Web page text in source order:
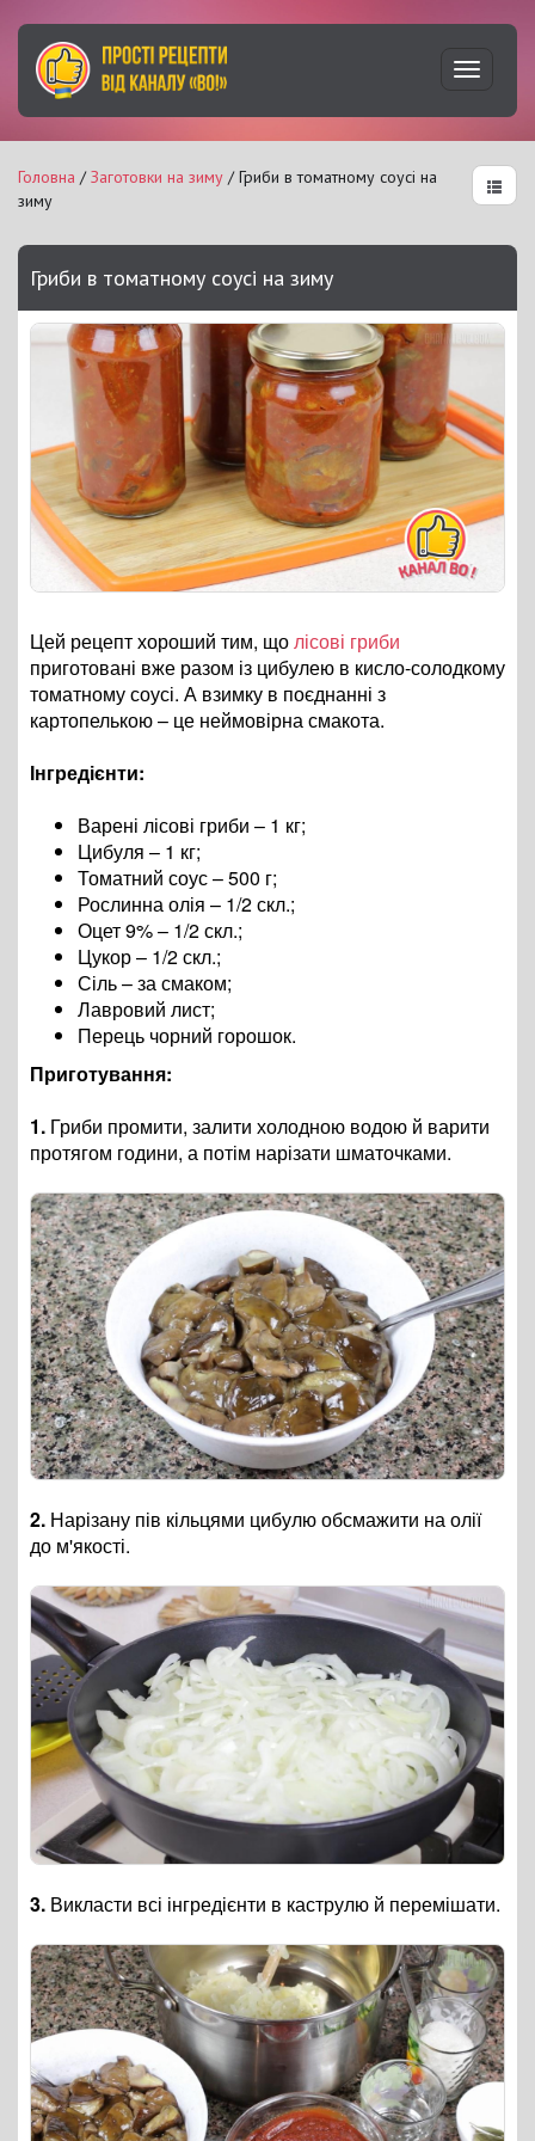
Головна /Заготовки на зиму / Гриби в томатному соусі на
зиму
Гриби в томатному соусі на зиму
Цей рецепт хороший тим, щолісові гриби
приготовані вже разом із цибулею в кисло-солодкому
томатному соусі. А взимку в поєднанні з
картопелькою – це неймовірна смакота.
Інгредієнти:
Варені лісові гриби – 1 кг;
Цибуля – 1 кг;
Томатний соус – 500 г;
Рослинна олія – 1/2 скл.;
Оцет 9% – 1/2 скл.;
Цукор – 1/2 скл.;
Сіль – за смаком;
Лавровий лист;
Перець чорний горошок.
Приготування:
1. Гриби промити, залити холодною водою й варити
протягом години, а потім нарізати шматочками.
2. Нарізану пів кільцями цибулю обсмажити на олії
до м'якості.
3. Викласти всі інгредієнти в каструлю й перемішати.